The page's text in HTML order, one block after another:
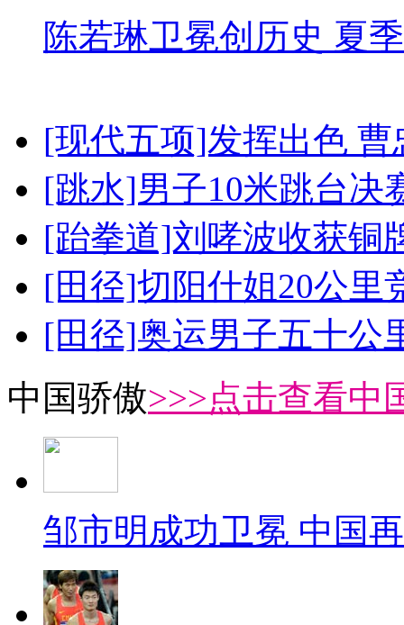
陈若琳卫冕创历史 夏
[现代五项]发挥出色
[跳水]男子10米跳台决
[跆拳道]刘哮波收获铜
[田径]切阳什姐20公里
[田径]奥运男子五十公
中国骄傲>>>点击查看中
邹市明成功卫冕 中国